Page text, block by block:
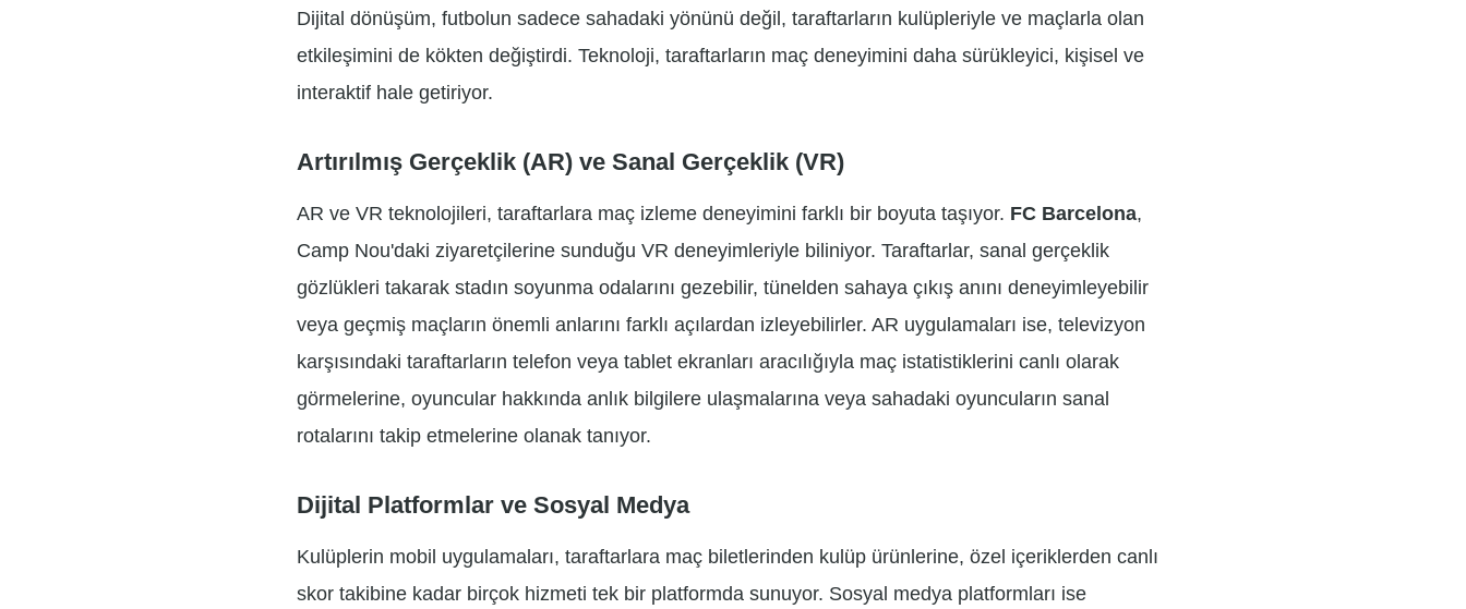
Dijital dönüşüm, futbolun sadece sahadaki yönünü değil, taraftarların kulüpleriyle ve maçlarla olan
etkileşimini de kökten değiştirdi. Teknoloji, taraftarların maç deneyimini daha sürükleyici, kişisel ve
interaktif hale getiriyor.
Artırılmış Gerçeklik (AR) ve Sanal Gerçeklik (VR)
AR ve VR teknolojileri, taraftarlara maç izleme deneyimini farklı bir boyuta taşıyor. FC Barcelona,
Camp Nou'daki ziyaretçilerine sunduğu VR deneyimleriyle biliniyor. Taraftarlar, sanal gerçeklik
gözlükleri takarak stadın soyunma odalarını gezebilir, tünelden sahaya çıkış anını deneyimleyebilir
veya geçmiş maçların önemli anlarını farklı açılardan izleyebilirler. AR uygulamaları ise, televizyon
karşısındaki taraftarların telefon veya tablet ekranları aracılığıyla maç istatistiklerini canlı olarak
görmelerine, oyuncular hakkında anlık bilgilere ulaşmalarına veya sahadaki oyuncuların sanal
rotalarını takip etmelerine olanak tanıyor.
Dijital Platformlar ve Sosyal Medya
Kulüplerin mobil uygulamaları, taraftarlara maç biletlerinden kulüp ürünlerine, özel içeriklerden canlı
skor takibine kadar birçok hizmeti tek bir platformda sunuyor. Sosyal medya platformları ise